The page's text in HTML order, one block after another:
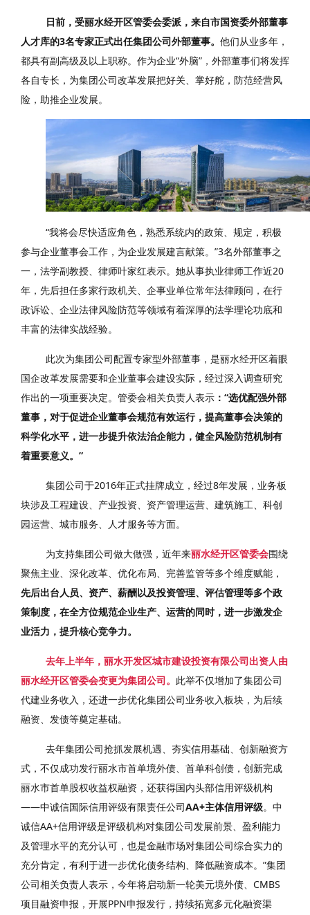
日前，受丽水经开区管委会委派，来自市国资委外部董事
人才库的3名专家正式出任集团公司外部董事。 他们从业多年，
都具有副高级及以上职称。作为企业“外脑”，外部董事们将发挥
各自专长，为集团公司改革发展把好关、掌好舵，防范经营风
险，助推企业发展。
“我将会尽快适应角色，熟悉系统内的政策、规定，积极
参与企业董事会工作，为企业发展建言献策。”3名外部董事之
一，法学副教授、律师叶家红表示。她从事执业律师工作近20
年，先后担任多家行政机关、企事业单位常年法律顾问，在行
政诉讼、 企业法律风险防范等领域有着深厚的法学理论功底和
丰富的法律实战经验。
此次为集团公司配置专家型外部董事，是丽水经开区着眼
国企改革发展需要和企业董事会建设实际，经过深入调查研究
作出的一项重要决定。管委会相关负责人表示 ：“选优配强外部
董事，对于促进企业董事会规范有效运行，提高董事会决策的
科学化水平，进一步提升依法治企能力，健全风险防范机制有
着重要意义。”
集团公司于2016年正式挂牌成立，经过8年发展，业务板
块涉及工程建设、产业投资、资产管理运营、建筑施工、科创
园运营、城市服务、人才服务等方面。
为支持集团公司做大做强，近年来丽水经开区管委会围绕
聚焦主业、深化改革、优化布局、完善监管等多个维度赋能，
先后出台人员、资产、薪酬以及投资管理、评估管理等多个政
策制度，在全方位规范企业生产、运营的同时，进一步激发企
业活力，提升核心竞争力。
去年上半年， 丽水开发区城市建设投资有限公司出资人由
丽水经开区管委会变更为集团公司。 此举不仅增加了集团公司
代建业务收入，还进一步优化集团公司业务收入板块，为后续
融资、发债等奠定基础。
去年集团公司抢抓发展机遇、夯实信用基础、创新融资方
式，不仅成功发行丽水市首单境外债、首单科创债，创新完成
丽水市首单股权收益权融资，还获得国内头部信用评级机构
——中诚信国际信用评级有限责任公司AA+主体信用评级。 中
诚信AA+信用评级是评级机构对集团公司发展前景、盈利能力
及管理水平的充分认可，也是金融市场对集团公司综合实力的
充分肯定，有利于进一步优化债务结构、降低融资成本。”集团
公司相关负责人表示，今年将启动新一轮美元境外债、 CMBS
项目融资申报，开展PPN申报发行，持续拓宽多元化融资渠